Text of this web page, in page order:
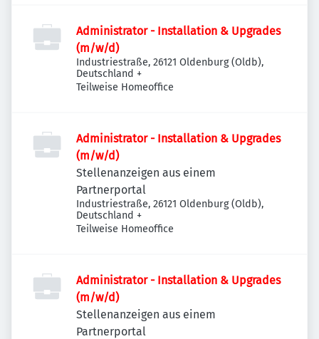
Administrator - Installation & Upgrades
(m/w/d)
Industriestraße, 26121 Oldenburg (Oldb),
Deutschland +
Teilweise Homeoffice
Administrator - Installation & Upgrades
(m/w/d)
Stellenanzeigen aus einem
Partnerportal
Industriestraße, 26121 Oldenburg (Oldb),
Deutschland +
Teilweise Homeoffice
Administrator - Installation & Upgrades
(m/w/d)
Stellenanzeigen aus einem
Partnerportal